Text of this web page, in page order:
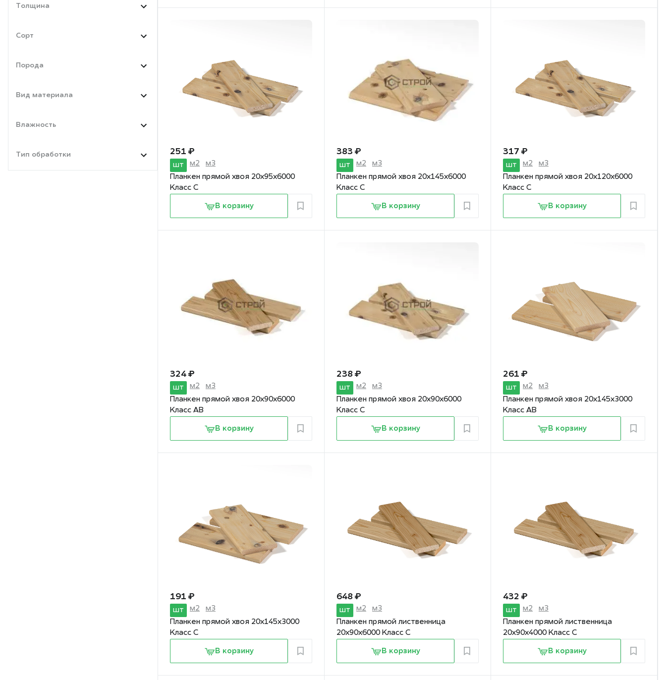
Толщина
Сорт
Порода
Вид материала
Влажность
Тип обработки 251 ₽
шт м2
м3
Планкен прямой хвоя 20х95х6000
Класс С
В корзину
383 ₽
шт м2
м3
Планкен прямой хвоя 20х145х6000
Класс С
В корзину
317 ₽
шт м2
м3
Планкен прямой хвоя 20х120х6000
Класс С
В корзину
324 ₽
шт м2
м3
Планкен прямой хвоя 20х90х6000
Класс АВ
В корзину
238 ₽
шт м2
м3
Планкен прямой хвоя 20х90х6000
Класс С
В корзину
261 ₽
шт м2
м3
Планкен прямой хвоя 20х145х3000
Класс АВ
В корзину
191 ₽
шт м2
м3
Планкен прямой хвоя 20х145х3000
Класс С
В корзину
648 ₽
шт м2
м3
Планкен прямой лиственница
20х90х6000 Класс С
В корзину
432 ₽
шт м2
м3
Планкен прямой лиственница
20х90х4000 Класс С
В корзину